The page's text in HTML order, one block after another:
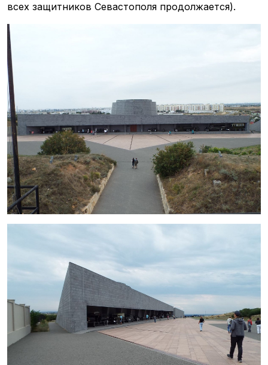
всех защитников Севастополя продолжается).